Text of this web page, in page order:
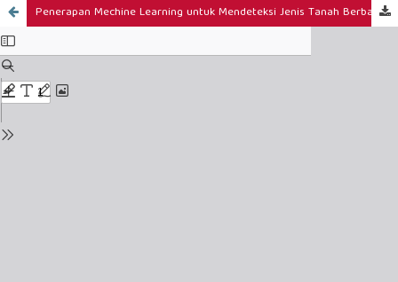
Penerapan Mechine Learning untuk Mendeteksi Jenis Tanah Berbasis Citra Digital